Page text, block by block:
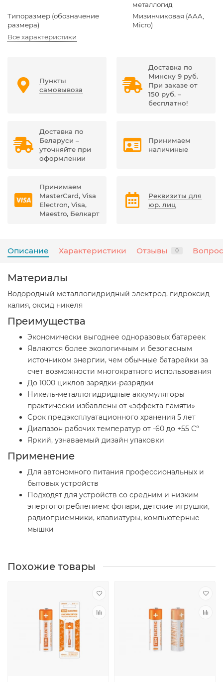
металлогид
Типоразмер (обозначение
размера)
Мизинчиковая (AAA,
Micro)
Все характеристики
Пункты
самовывоза
Доставка по
Минску 9 руб.
При заказе от
150 руб. –
бесплатно!
Доставка по
Беларуси –
уточняйте при
оформлении
Принимаем
наличиные
Принимаем
MasterCard, Visa
Electron, Visa,
Maestro, Белкарт
Реквизиты для
юр. лиц
Описание Характеристики Отзывы 0
Материалы
Водородный металлогидридный электрод, гидроксид
калия, оксид никеля
Преимущества
Экономически выгоднее одноразовых батареек
Являются более экологичным и безопасным
источником энергии, чем обычные батарейки за
счет возможности многократного использования
До 1000 циклов зарядки-разрядки
Никель-металлогидридные аккумуляторы
практически избавлены от «эффекта памяти»
Срок предэксплуатационного хранения 5 лет
Диапазон рабочих температур от -60 до +55 С°
Яркий, узнаваемый дизайн упаковки
Применение
Для автономного питания профессиональных и
бытовых устройств
Подходят для устройств со средним и низким
энергопотреблением: фонари, детские игрушки,
радиоприемники, клавиатуры, компьютерные
мышки
Похожие товары